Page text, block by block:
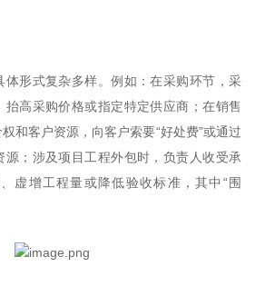
体形式复杂多样。例如：在采购环节，采
抬高采购价格或指定特定供应商；在销售
和客户资源，向客户索要“好处费”或通过
源；涉及项目工程外包时，负责人收受承
虚增工程量或降低验收标准，其中“围